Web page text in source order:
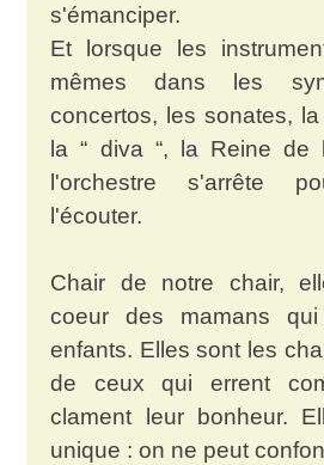
s'émanciper.
Et lorsque les
mêmes dans les
concertos, les sonates,
la “ diva “, la Reine de
l'orchestre s'arrête
l'écouter.
Chair de notre chair,
coeur des mamans
enfants. Elles sont les
de ceux qui errent
clament leur bonheur.
unique : on ne peut